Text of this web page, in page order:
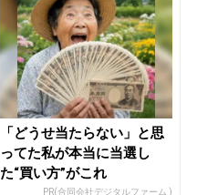
「どうせ当たらない」と思
ってた私が本当に当選し
た“買い方”がこれ
PR(合同会社デジタルファーム )